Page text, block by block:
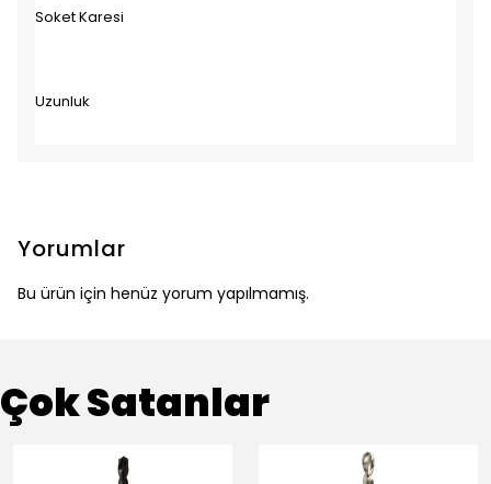
Soket Karesi
Uzunluk
Yorumlar
Bu ürün için henüz yorum yapılmamış.
Çok Satanlar